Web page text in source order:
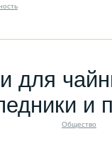
для
и
Общество